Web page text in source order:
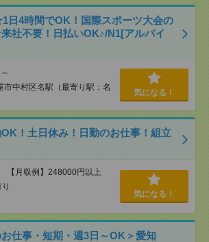
日4時間でOK！国際スポーツ大会の
社不要！日払いOK♪/N1[アルバイ
市中村区名駅（最寄り駅：名
気になる！
！土日休み！日勤のお仕事！組立
【月収例】248000円以上
気になる！
仕事・短期・週3日～OK＞愛知